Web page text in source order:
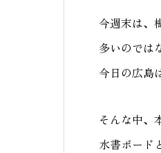
今週末は、
多いのでは
今日の広島
そんな中、
水書ボード